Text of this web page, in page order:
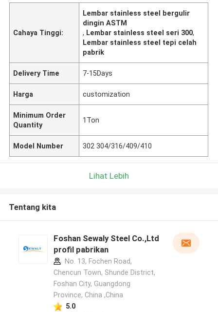
Cahaya Tinggi:
Lembar stainless steel bergulir
dingin ASTM
, Lembar stainless steel seri 300,
Lembar stainless steel tepi celah
pabrik
Delivery Time 7-15Days
Harga customization
Minimum Order
Quantity
1Ton
Model Number 302 304/316/409/410
Lihat Lebih
Tentang kita
Foshan Sewaly Steel Co.,Ltd
profil pabrikan
No. 13, Fochen Road,
Chencun Town, Shunde District,
Foshan City, Guangdong
Province, China ,China
5.0